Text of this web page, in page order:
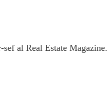
al Real Estate